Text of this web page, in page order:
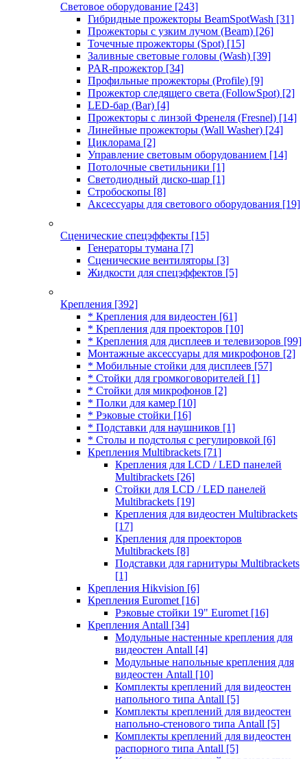
Световое оборудование [243]
Гибридные прожекторы BeamSpotWash [31]
Прожекторы с узким лучом (Beam) [26]
Точечные прожекторы (Spot) [15]
Заливные световые головы (Wash) [39]
PAR-прожектор [34]
Профильные прожекторы (Profile) [9]
Прожектор следящего света (FollowSpot) [2]
LED-бар (Bar) [4]
Прожекторы с линзой Френеля (Fresnel) [14]
Линейные прожекторы (Wall Washer) [24]
Циклорама [2]
Управление световым оборудованием [14]
Потолочные светильники [1]
Светодиодный диско-шар [1]
Стробоскопы [8]
Аксессуары для светового оборудования [19]
Сценические спецэффекты [15]
Генераторы тумана [7]
Сценические вентиляторы [3]
Жидкости для спецэффектов [5]
Крепления [392]
* Крепления для видеостен [61]
* Крепления для проекторов [10]
* Крепления для дисплеев и телевизоров [99]
Монтажные аксессуары для микрофонов [2]
* Мобильные стойки для дисплеев [57]
* Стойки для громкоговорителей [1]
* Стойки для микрофонов [2]
* Полки для камер [10]
* Рэковые стойки [16]
* Подставки для наушников [1]
* Столы и подстолья с регулировкой [6]
Крепления Multibrackets [71]
Крепления для LCD / LED панелей
Multibrackets [26]
Стойки для LCD / LED панелей
Multibrackets [19]
Крепления для видеостен Multibrackets
[17]
Крепления для проекторов
Multibrackets [8]
Подставки для гарнитуры Multibrackets
[1]
Крепления Hikvision [6]
Крепления Euromet [16]
Рэковые стойки 19" Euromet [16]
Крепления Antall [34]
Модульные настенные крепления для
видеостен Antall [4]
Модульные напольные крепления для
видеостен Antall [10]
Комплекты креплений для видеостен
напольного типа Antall [5]
Комплекты креплений для видеостен
напольно-стенового типа Antall [5]
Комплекты креплений для видеостен
распорного типа Antall [5]